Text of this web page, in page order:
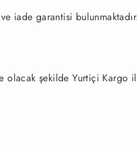
iade garantisi
şekilde Yurtiçi Kargo